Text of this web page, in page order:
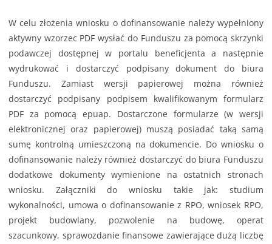
W celu złożenia wniosku o dofinansowanie należy wypełniony
aktywny wzorzec PDF wysłać do Funduszu za pomocą skrzynki
podawczej dostępnej w portalu beneficjenta a następnie
wydrukować i dostarczyć podpisany dokument do biura
Funduszu. Zamiast wersji papierowej można również
dostarczyć podpisany podpisem kwalifikowanym formularz
PDF za pomocą epuap. Dostarczone formularze (w wersji
elektronicznej oraz papierowej) muszą posiadać taką samą
sumę kontrolną umieszczoną na dokumencie. Do wniosku o
dofinansowanie należy również dostarczyć do biura Funduszu
dodatkowe dokumenty wymienione na ostatnich stronach
wniosku. Załączniki do wniosku takie jak: studium
wykonalności, umowa o dofinansowanie z RPO, wniosek RPO,
projekt budowlany, pozwolenie na budowę, operat
szacunkowy, sprawozdanie finansowe zawierające dużą liczbę